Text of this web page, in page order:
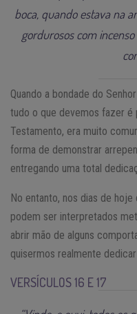
boca, quando estava na
gordurosos com
Quando a bondade do
tudo o que devemos fazer é
Testamento, era muito
forma de demonstrar
entregando uma total
No entanto, nos dias de
podem ser interpretados
abrir mão de alguns
quisermos realmente
VERSÍCULOS 16 E 17